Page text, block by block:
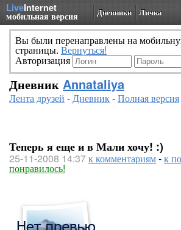
LiveInternet
мобильная версия Дневники Личка
Вы были перенаправлены на
страницы. Вернуться!
Авторизация
Дневник Annataliya
Лента друзей -Дневник-Полная версия
Теперь я еще и в Мали хочу! :)
25-11-2008 14:37к комментариям-к
понравилось!